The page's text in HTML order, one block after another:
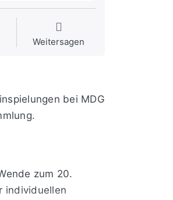
Weitersagen
bei MDG
zum 20.
individuellen